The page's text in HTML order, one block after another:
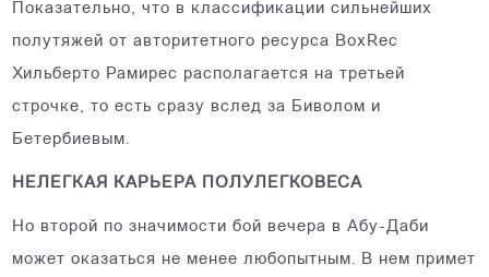
Показательно, что в классификации сильнейших
полутяжей от авторитетного ресурса BoxRec
Хильберто Рамирес располагается на третьей
строчке, то есть сразу вслед за Биволом и
Бетербиевым.
НЕЛЕГКАЯ КАРЬЕРА ПОЛУЛЕГКОВЕСА
Но второй по значимости бой вечера в Абу-Даби
может оказаться не менее любопытным. В нем примет